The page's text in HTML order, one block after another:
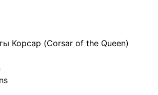
Корсар (Corsar of the Queen)